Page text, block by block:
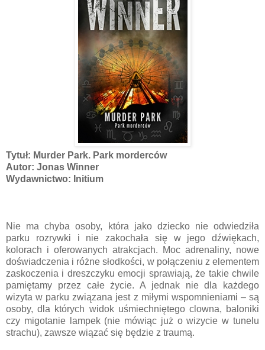
Tytuł: Murder Park. Park morderców
Autor: Jonas Winner
Wydawnictwo: Initium
Nie ma chyba osoby, która jako dziecko nie odwiedziła
parku rozrywki i nie zakochała się w jego dźwiękach,
kolorach i oferowanych atrakcjach. Moc adrenaliny, nowe
doświadczenia i różne słodkości, w połączeniu z elementem
zaskoczenia i dreszczyku emocji sprawiają, że takie chwile
pamiętamy przez całe życie. A jednak nie dla każdego
wizyta w parku związana jest z miłymi wspomnieniami – są
osoby, dla których widok uśmiechniętego clowna, baloniki
czy migotanie lampek (nie mówiąc już o wizycie w tunelu
strachu), zawsze wiązać się będzie z traumą.